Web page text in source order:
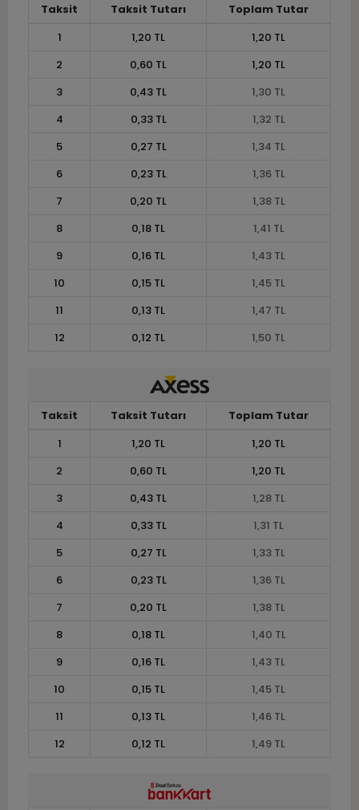
Taksit Taksit Tutarı
Toplam Tutar
1
1,20 TL
1,20 TL
2
0,60 TL
1,20 TL
3
0,43 TL
1,30 TL
4
0,33 TL
1,32 TL
5
0,27 TL
1,34 TL
6
0,23 TL
1,36 TL
7
0,20 TL
1,38 TL
8
0,18 TL
1,41 TL
9
0,16 TL
1,43 TL
10
0,15 TL
1,45 TL
11
0,13 TL
1,47 TL
12
0,12 TL 1,50 TL
Taksit Taksit Tutarı
Toplam Tutar
1
1,20 TL
1,20 TL
2
0,60 TL
1,20 TL
3
0,43 TL
1,28 TL
4
0,33 TL
1,31 TL
5
0,27 TL
1,33 TL
6
0,23 TL
1,36 TL
7
0,20 TL
1,38 TL
8
0,18 TL
1,40 TL
9
0,16 TL
1,43 TL
10
0,15 TL
1,45 TL
11
0,13 TL
1,46 TL
12
0,12 TL 1,49 TL